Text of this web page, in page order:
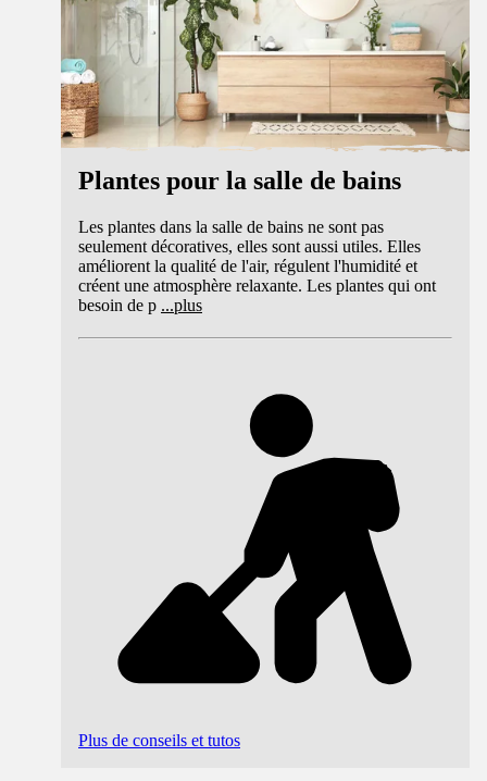
Plantes pour la salle de bains
Les plantes dans la salle de bains ne sont pas
seulement décoratives, elles sont aussi utiles. Elles
améliorent la qualité de l'air, régulent l'humidité et
créent une atmosphère relaxante. Les plantes qui ont
besoin de p ...plus
Plus de conseils et tutos